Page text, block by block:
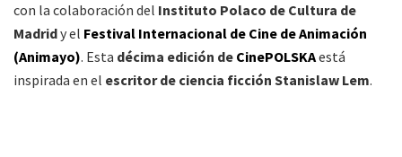
con la colaboración del Instituto Polaco de Cultura de
Madridy el Festival Internacional de Cine de Animación
(Animayo). Esta décima edición de CinePOLSKAestá
inspirada en el escritor de ciencia ficción Stanislaw Lem.